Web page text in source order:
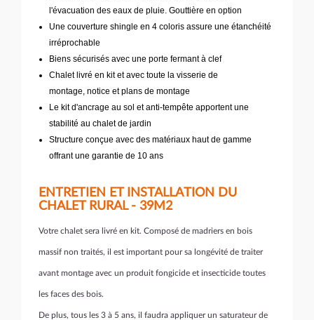
l'évacuation des eaux de pluie. Gouttière en option
Une couverture shingle en 4 coloris assure une étanchéité
irréprochable
Biens sécurisés avec une porte fermant à clef
Chalet livré en kit et avec toute la visserie de
montage, notice et plans de montage
Le kit d'ancrage au sol et anti-tempête apportent une
stabilité au chalet de jardin
Structure conçue avec des matériaux haut de gamme
offrant une garantie de 10 ans
ENTRETIEN ET INSTALLATION DU
CHALET RURAL - 39M2
Votre chalet sera livré en kit. Composé de madriers en bois
massif non traités, il est important pour sa longévité de traiter
avant montage avec un produit fongicide et insecticide toutes
les faces des bois.
De plus, tous les 3 à 5 ans, il faudra appliquer un saturateur de